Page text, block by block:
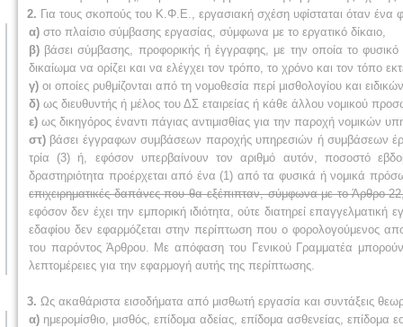
2. Για τους σκοπούς του Κ.Φ.Ε., εργασιακή σχέση υφίσταται όταν ένα
α) στο πλαίσιο σύμβασης εργασίας, σύμφωνα με το εργατικό δίκαιο,
β) βάσει σύμβασης, προφορικής ή έγγραφης, με την οποία το
δικαίωμα να ορίζει και να ελέγχει τον τρόπο, το χρόνο και τον τόπο
γ) οι οποίες ρυθμίζονται από τη νομοθεσία περί μισθολογίου και
δ) ως διευθυντής ή μέλος του ΔΣ εταιρείας ή κάθε άλλου νομικού
ε) ως δικηγόρος έναντι πάγιας αντιμισθίας για την παροχή νομικών
στ) βάσει έγγραφων συμβάσεων παροχής υπηρεσιών ή συμβάσεων
τρία (3) ή, εφόσον υπερβαίνουν τον αριθμό αυτόν, ποσοστό
δραστηριότητα προέρχεται από ένα (1) από τα φυσικά ή νομικά
επιχειρηματικές δαπάνες που θα εξέπιπταν, σύμφωνα με το Άρθρο
εφόσον δεν έχει την εμπορική ιδιότητα, ούτε διατηρεί επαγγελματική
εδαφίου δεν εφαρμόζεται στην περίπτωση που ο φορολογούμενος
του παρόντος Άρθρου.
Με απόφαση του Γενικού Γραμματέα μπορούν
λεπτομέρειες για την εφαρμογή αυτής της περίπτωσης.
3. Ως ακαθάριστα εισοδήματα από μισθωτή εργασία και συντάξεις
α) ημερομίσθιο, μισθός, επίδομα αδείας, επίδομα ασθενείας, επίδομα